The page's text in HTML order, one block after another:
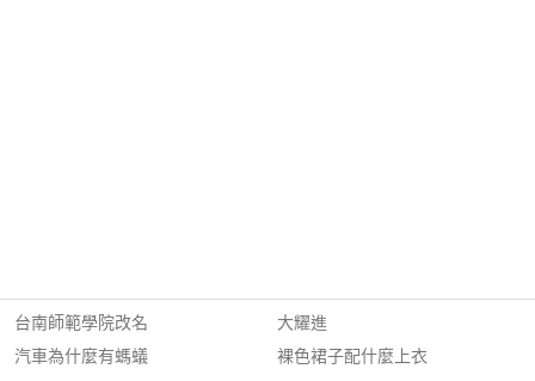
台南師範學院改名
汽車為什麼有螞蟻
大耀進
裸色裙子配什麼上衣